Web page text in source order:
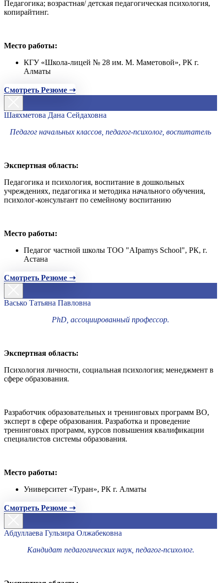
Педагогика; возрастная/ детская педагогическая психология,
копирайтинг.
Место работы:
КГУ «Школа-лицей № 28 им. М. Маметовой», РК г.
Алматы
Смотреть Резюме ➝
Шаяхметова Дана Сейдаховна
Педагог начальных классов, педагог-психолог, воспитатель
Экспертная область:
Педагогика и психология, воспитание в дошкольных
учреждениях, педагогика и методика начального обучения,
психолог-консультант по семейному воспитанию
Место работы:
Педагог частной школы ТОО "AIpamys School", РК, г.
Астана
Смотреть Резюме ➝
Васько Татьяна Павловна
PhD, ассоциированный профессор.
Экспертная область:
Психология личности, социальная психология; менеджмент в
сфере образования.
Разработчик образовательных и тренинговых программ ВО,
эксперт в сфере образования. Разработка и проведение
тренинговых программ, курсов повышения квалификации
специалистов системы образования.
Место работы:
Университет «Туран», РК г. Алматы
Смотреть Резюме ➝
Абдуллаева Гульзира Олжабековна
Кандидат педагогических наук, педагог-психолог.